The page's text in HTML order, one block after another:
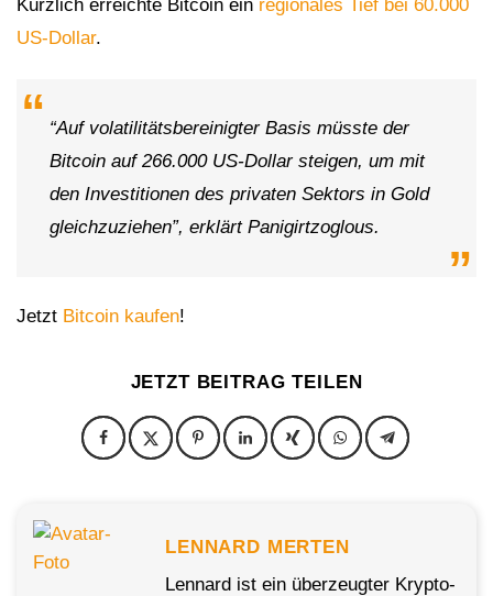
Kürzlich erreichte Bitcoin ein regionales Tief bei 60.000
US-Dollar.
“Auf volatilitätsbereinigter Basis müsste der
Bitcoin auf 266.000 US-Dollar steigen, um mit
den Investitionen des privaten Sektors in Gold
gleichzuziehen”, erklärt Panigirtzoglous.
Jetzt Bitcoin kaufen!
JETZT BEITRAG TEILEN
LENNARD MERTEN
Lennard ist ein überzeugter Krypto-